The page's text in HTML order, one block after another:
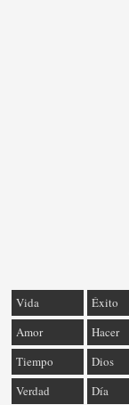
Vida Éxito
Amor
Hacer
Tiempo
Dios
Verdad
Día